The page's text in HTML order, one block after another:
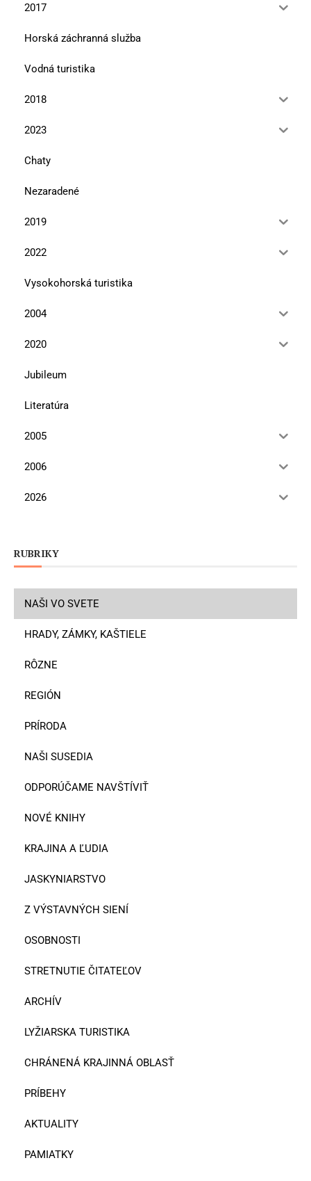
2017
Horská záchranná služba
Vodná turistika
2018
2023
Chaty
Nezaradené
2019
2022
Vysokohorská turistika
2004
2020
Jubileum
Literatúra
2005
2006
2026
RUBRIKY
NAŠI VO SVETE
HRADY, ZÁMKY, KAŠTIELE
RÔZNE
REGIÓN
PRÍRODA
NAŠI SUSEDIA
ODPORÚČAME NAVŠTÍVIŤ
NOVÉ KNIHY
KRAJINA A ĽUDIA
JASKYNIARSTVO
Z VÝSTAVNÝCH SIENÍ
OSOBNOSTI
STRETNUTIE ČITATEĽOV
ARCHÍV
LYŽIARSKA TURISTIKA
CHRÁNENÁ KRAJINNÁ OBLASŤ
PRÍBEHY
AKTUALITY
PAMIATKY